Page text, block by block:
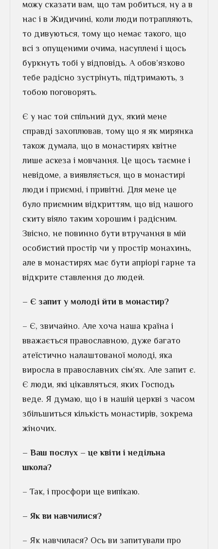
можу сказати вам, що там робиться, ну а в
нас і в Жидичині, коли люди потрапляють,
то дивуються, тому що немає такого, що
всі з опущеними очима, насуплені і щось
буркнуть тобі у відповідь. А обов’язково
тебе радісно зустрінуть, підтримають, з
тобою поговорять.
Є у нас той спільний дух, який мене
справді захоплював, тому що я як мирянка
також думала, що в монастирях квітне
лише аскеза і мовчання. Це щось таємне і
невідоме, а виявляється, що в монастирі
люди і приємні, і привітні. Для мене це
було приємним відкриттям, що від нашого
скиту віяло таким хорошим і радісним.
Звісно, не повинно бути втручання в мій
особистий простір чи у простір монахинь,
але в монастирях має бути апріорі гарне та
відкрите ставлення до людей.
– Є запит у молоді йти в монастир?
– Є, звичайно. Але хоча наша країна і
вважається православною, дуже багато
атеїстично налаштованої молоді, яка
виросла в православних сім’ях. Але запит є.
Є люди, які цікавляться, яких Господь
веде. Я думаю, що і в нашій церкві з часом
збільшиться кількість монастирів, зокрема
жіночих.
– Ваш послух – це квіти і недільна
школа?
– Так, і просфори ще випікаю.
– Як ви навчилися?
– Як навчилася? Ось ви запитували про